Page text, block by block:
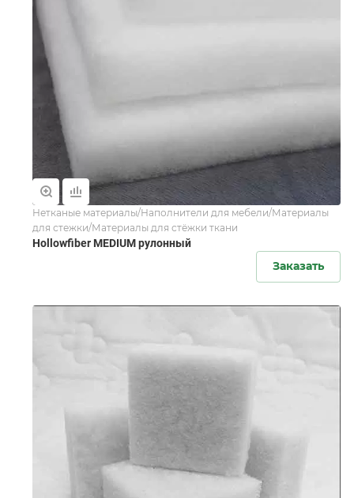
Нетканые материалы/Наполнители для мебели/Материалы
для стежки/Материалы для стёжки ткани
Hollowfiber MEDIUM рулонный
Заказать